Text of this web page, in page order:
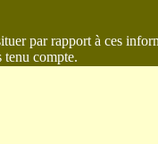
par rapport à ces
tenu compte.